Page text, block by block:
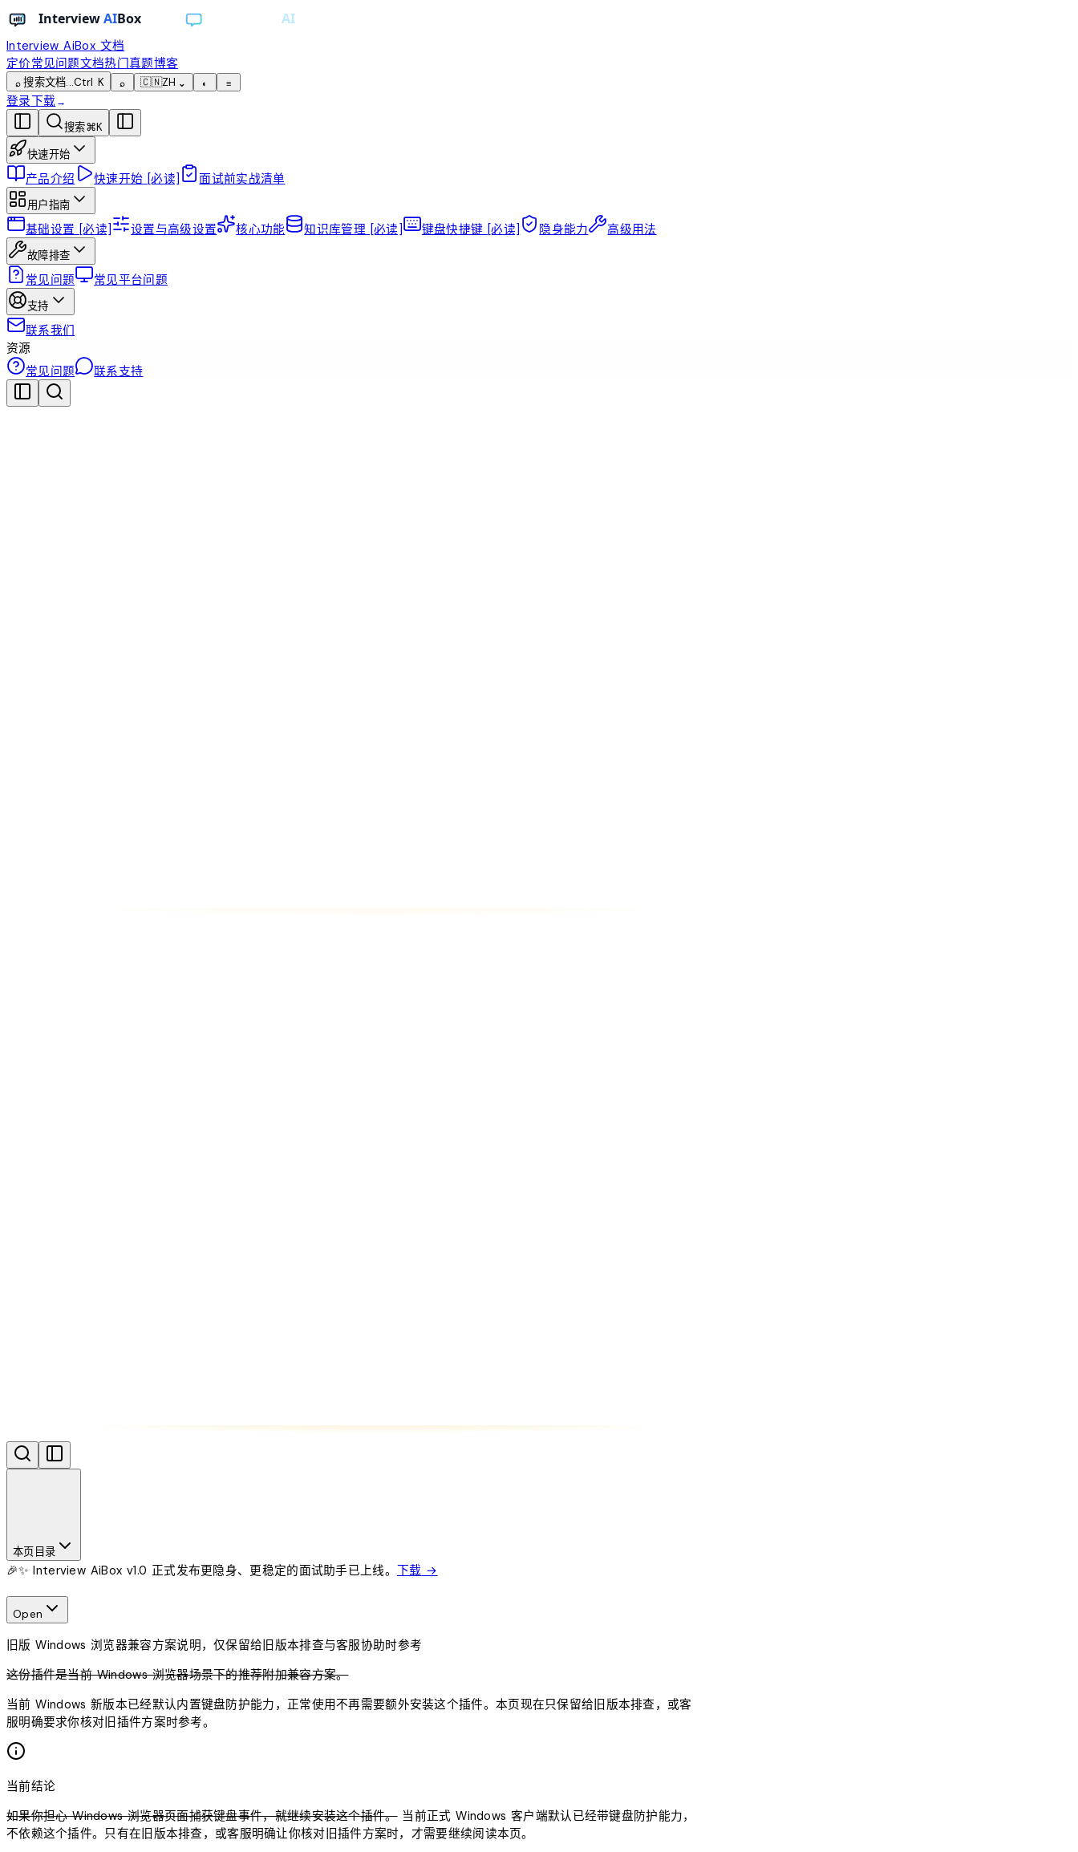
Interview AiBox 文档
定价常见问题文档热门真题博客
⌕ 搜索文档...Ctrl K ⌕ 🇨🇳ZH ⌄ ◐ ≡
登录下载→
搜索⌘K
快速开始
产品介绍 快速开始 [必读] 面试前实战清单
用户指南
基础设置 [必读] 设置与高级设置 核心功能 知识库管理 [必读] 键盘快捷键 [必读] 隐身能力 高级用法
故障排查
常见问题 常见平台问题
支持
联系我们
资源
常见问题
联系支持
本页目录
🎉✨ Interview AiBox v1.0 正式发布更隐身、更稳定的面试助手已上线。 下载 →
Open
旧版 Windows 浏览器兼容方案说明，仅保留给旧版本排查与客服协助时参考
这份插件是当前 Windows 浏览器场景下的推荐附加兼容方案。
当前 Windows 新版本已经默认内置键盘防护能力，正常使用不再需要额外安装这个插件。本页现在只保留给旧版本排查，或客
服明确要求你核对旧插件方案时参考。
当前结论
如果你担心 Windows 浏览器页面捕获键盘事件，就继续安装这个插件。当前正式 Windows 客户端默认已经带键盘防护能力，
不依赖这个插件。只有在旧版本排查，或客服明确让你核对旧插件方案时，才需要继续阅读本页。